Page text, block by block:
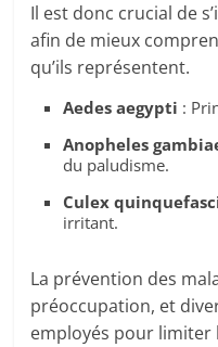
Il est donc crucial de
afin de mieux
qu’ils représentent.
Aedes aegypti :
Anopheles
du paludisme.
Culex
irritant.
La prévention des
préoccupation, et
employés pour limiter